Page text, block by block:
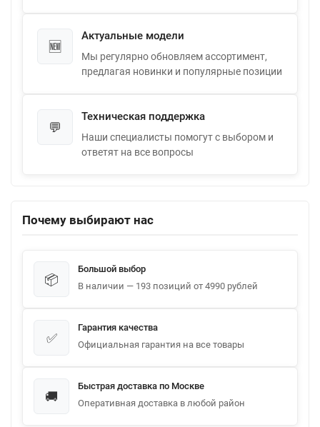
🆕
Актуальные модели
Мы регулярно обновляем ассортимент,
предлагая новинки и популярные позиции
💬
Техническая поддержка
Наши специалисты помогут с выбором и
ответят на все вопросы
Почему выбирают нас
📦
Большой выбор
В наличии — 193 позиций от 4990 рублей
✅
Гарантия качества
Официальная гарантия на все товары
🚚
Быстрая доставка по Москве
Оперативная доставка в любой район